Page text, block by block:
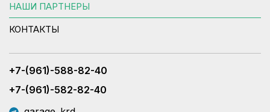
НАШИ ПАРТНЕРЫ
КОНТАКТЫ
+7-(961)-588-82-40
+7-(961)-582-82-40